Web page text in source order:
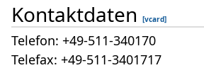
Kontaktdaten [vcard]
Telefon: +49-511-340170
Telefax: +49-511-3401717